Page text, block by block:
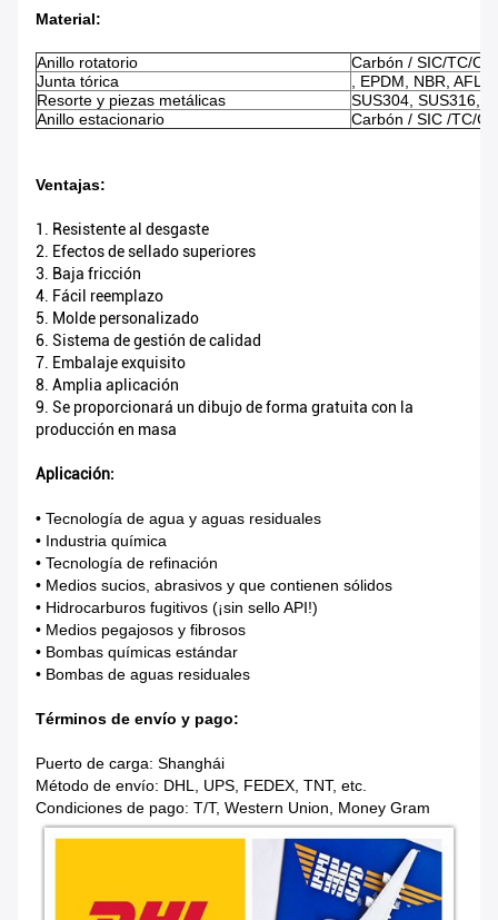
Material:
Anillo rotatorio
Carbón / SIC/TC/
Junta tórica
, EPDM, NBR,
Resorte y piezas metálicas
SUS304, SUS316,
Anillo estacionario
Carbón / SIC /TC/
Ventajas:
1. Resistente al desgaste
2. Efectos de sellado superiores
3. Baja fricción
4. Fácil reemplazo
5. Molde personalizado
6. Sistema de gestión de calidad
7. Embalaje exquisito
8. Amplia aplicación
9. Se proporcionará un dibujo de forma gratuita con la
producción en masa
Aplicación:
• Tecnología de agua y aguas residuales
• Industria química
• Tecnología de refinación
• Medios sucios, abrasivos y que contienen sólidos
• Hidrocarburos fugitivos (¡sin sello API!)
• Medios pegajosos y fibrosos
• Bombas químicas estándar
• Bombas de aguas residuales
Términos de envío y pago:
Puerto de carga: Shanghái
Método de envío: DHL, UPS, FEDEX, TNT, etc.
Condiciones de pago: T/T, Western Union, Money Gram